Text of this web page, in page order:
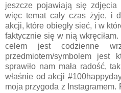
jeszcze pojawiają się zdjęcia
więc temat cały czas żyje, i
akcji, które obiegły sieć, i w
faktycznie się w nią
celem jest codzienne
przedmiotem/symbolem
sprawiło nam mała radość,
właśnie od akcji
moja przygoda z Instagramem.